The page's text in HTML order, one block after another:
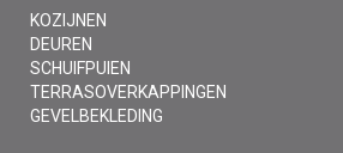
KOZIJNEN
DEUREN
SCHUIFPUIEN
TERRASOVERKAPPINGEN
GEVELBEKLEDING